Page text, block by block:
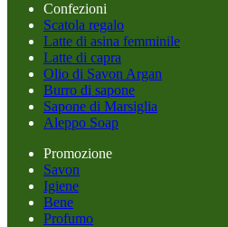
Confezioni
Scatola regalo
Latte di asina femminile
Latte di capra
Olio di Savon Argan
Burro di sapone
Sapone di Marsiglia
Aleppo Soap
Promozione
Savon
Igiene
Bene
Profumo